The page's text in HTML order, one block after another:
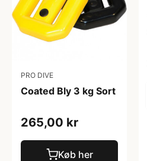
PRO DIVE
Coated Bly 3 kg Sort
265,00 kr
Køb her